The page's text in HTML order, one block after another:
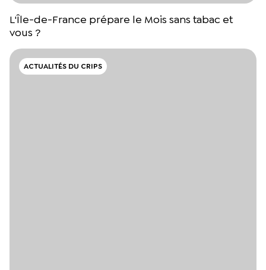
L'Île-de-France prépare le Mois sans tabac et
vous ?
ACTUALITÉS DU CRIPS